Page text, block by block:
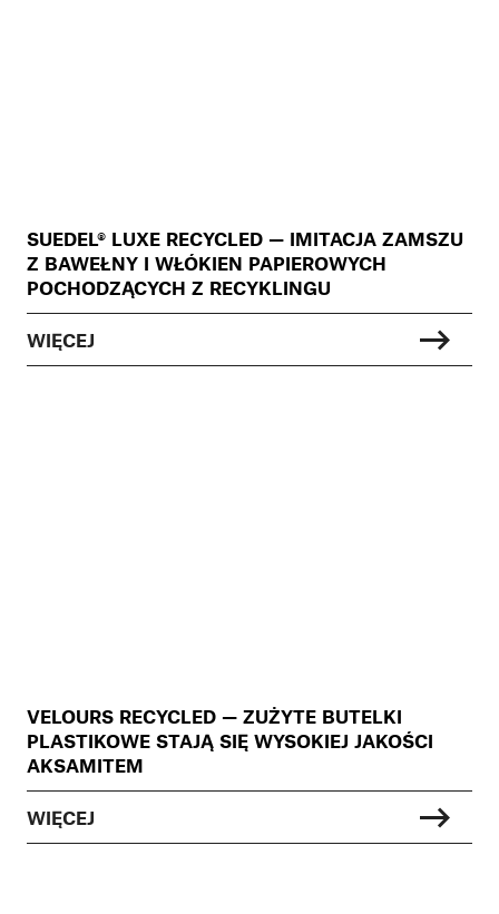
SUEDEL® LUXE RECYCLED — IMITACJA ZAMSZU
Z BAWEŁNY I WŁÓKIEN PAPIEROWYCH
POCHODZĄCYCH Z RECYKLINGU
WIĘCEJ
VELOURS RECYCLED — ZUŻYTE BUTELKI
PLASTIKOWE STAJĄ SIĘ WYSOKIEJ JAKOŚCI
AKSAMITEM
WIĘCEJ